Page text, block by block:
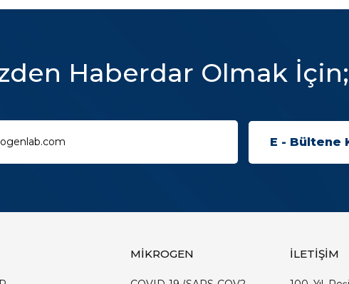
Haberdar Olmak İçin;
MİKROGEN İLETİŞİM